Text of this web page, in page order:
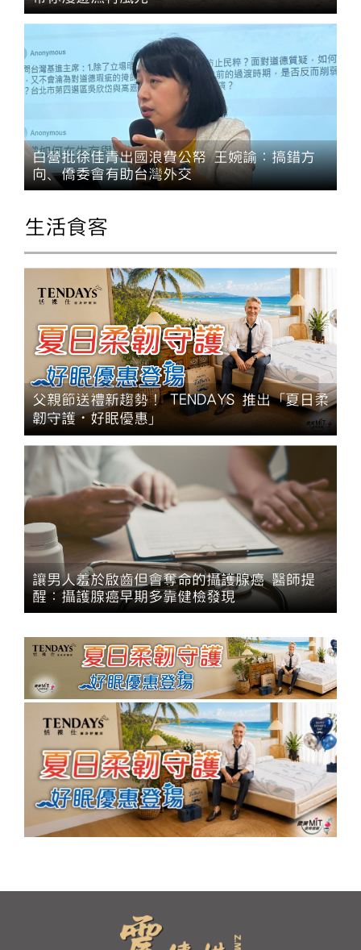
白營批徐佳青出國浪費公帑 王婉諭：搞錯方
向、僑委會有助台灣外交
生活食客
父親節送禮新趨勢！ TENDAYS 推出「夏日柔
韌守護・好眠優惠」
讓男人羞於啟齒但會奪命的攝護腺癌 醫師提
醒：攝護腺癌早期多靠健檢發現